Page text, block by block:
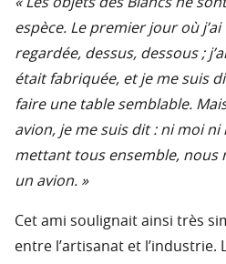
« Les objets des Blancs ne
espèce. Le premier jour où j’ai
regardée, dessus, dessous ;
était fabriquée, et je me suis
faire une table semblable.
avion, je me suis dit : ni moi ni
mettant tous ensemble, nous
un avion. »
Cet ami soulignait ainsi très
entre l’artisanat et